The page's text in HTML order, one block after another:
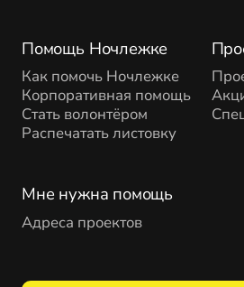
Помощь Ночлежке
Как помочь Ночлежке
Корпоративная помощь
Стать волонтёром
Распечатать листовку
Мне нужна помощь
Адреса проектов